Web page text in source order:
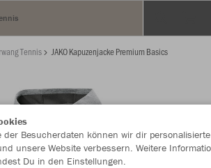
Tennis JAKO Kapuzenjacke Premium Basics
der Besucherdaten können wir dir personalisierte
unsere Website verbessern. Weitere
Du in den Einstellungen.